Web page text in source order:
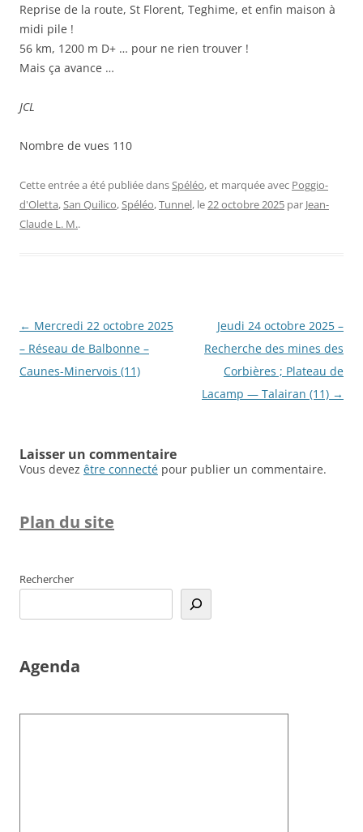
Reprise de la route, St Florent, Teghime, et enfin maison à
midi pile !
56 km, 1200 m D+ … pour ne rien trouver !
Mais ça avance …
JCL
Nombre de vues 110
Cette entrée a été publiée dansSpéléo, et marquée avec Poggio-
d'Oletta,San Quilico,Spéléo,Tunnel, le22 octobre 2025 par Jean-
Claude L. M..
Navigation
des
articles
← Mercredi 22 octobre 2025
– Réseau de Balbonne –
Caunes-Minervois (11)
Jeudi 24 octobre 2025 –
Recherche des mines des
Corbières ; Plateau de
Lacamp — Talairan (11) →
Laisser un commentaire
Vous devez être connecté pour publier un commentaire.
Plan du site
Rechercher
Agenda